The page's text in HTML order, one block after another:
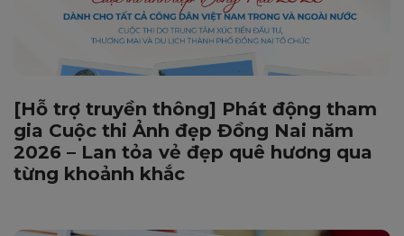
[Hỗ trợ truyền thông] Phát động tham
gia Cuộc thi Ảnh đẹp Đồng Nai năm
2026 – Lan tỏa vẻ đẹp quê hương qua
từng khoảnh khắc